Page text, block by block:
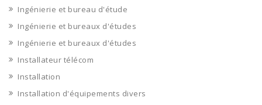
Ingénierie et bureau d'étude
Ingénierie et bureaux d'études
Ingénierie et bureaux d'études
Installateur télécom
Installation
Installation d'équipements divers